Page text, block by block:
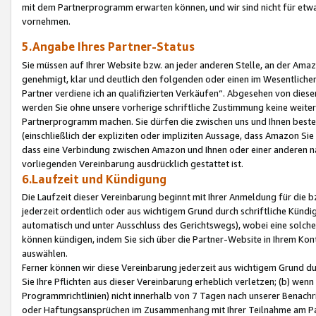
mit dem Partnerprogramm erwarten können, und wir sind nicht für
vornehmen.
5.Angabe Ihres Partner-Status
Sie müssen auf Ihrer Website bzw. an jeder anderen Stelle, an der
genehmigt, klar und deutlich den folgenden oder einen im
Partner verdiene ich an qualifizierten Verkäufen“. Abgesehen von
werden Sie ohne unsere vorherige schriftliche Zustimmung keine
Partnerprogramm machen. Sie dürfen die zwischen uns und Ihnen
(einschließlich der expliziten oder impliziten Aussage, dass Amazon
dass eine Verbindung zwischen Amazon und Ihnen oder einer
vorliegenden Vereinbarung ausdrücklich gestattet ist.
6.Laufzeit und Kündigung
Die Laufzeit dieser Vereinbarung beginnt mit Ihrer Anmeldung für die
jederzeit ordentlich oder aus wichtigem Grund durch schriftliche
automatisch und unter Ausschluss des Gerichtswegs), wobei eine
können kündigen, indem Sie sich über die Partner-Website in Ihrem
auswählen.
Ferner können wir diese Vereinbarung jederzeit aus wichtigem Grund
Sie Ihre Pflichten aus dieser Vereinbarung erheblich verletzen; (b)
Programmrichtlinien) nicht innerhalb von 7 Tagen nach unserer
oder Haftungsansprüchen im Zusammenhang mit Ihrer Teilnahme am